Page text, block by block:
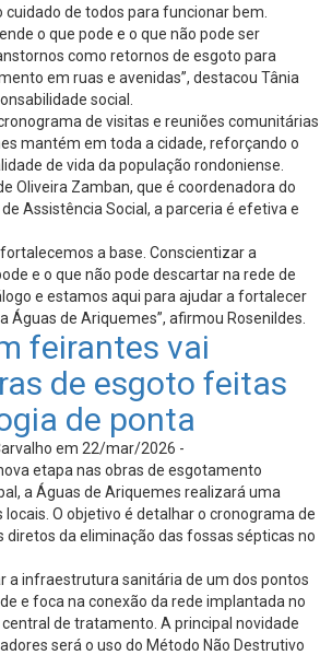
de todos para funcionar bem.
o que pode e o que não pode ser
como retornos de esgoto para
em ruas e avenidas”, destacou Tânia
social.
de visitas e reuniões comunitárias
mantém em toda a cidade, reforçando o
de vida da população rondoniense.
Oliveira Zamban, que é coordenadora do
Assistência Social, a parceria é efetiva e
a base. Conscientizar a
e o que não pode descartar na rede de
e estamos aqui para ajudar a fortalecer
Águas de Ariquemes”, afirmou Rosenildes.
feirantes vai
de esgoto feitas
de ponta
em 22/mar/2026 -
etapa nas obras de esgotamento
a Águas de Ariquemes realizará uma
O objetivo é detalhar o cronograma de
diretos da eliminação das fossas sépticas no
a infraestrutura sanitária de um dos pontos
e foca na conexão da rede implantada no
de tratamento. A principal novidade
será o uso do Método Não Destrutivo